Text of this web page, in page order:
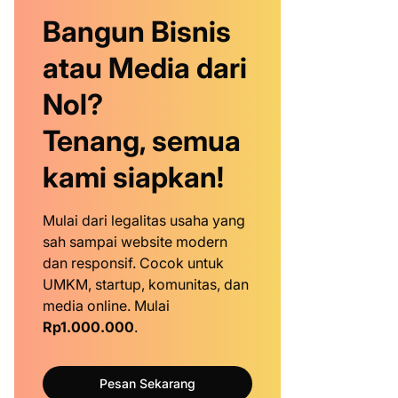
Bangun Bisnis
atau Media dari
Nol?
Tenang, semua
kami siapkan!
Mulai dari legalitas usaha yang
sah sampai website modern
dan responsif. Cocok untuk
UMKM, startup, komunitas, dan
media online. Mulai
Rp1.000.000.
Pesan Sekarang